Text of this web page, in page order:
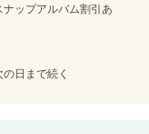
ップアルバム割引あ
日まで続く